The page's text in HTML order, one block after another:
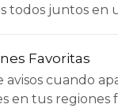
todos juntos en
Favoritas
avisos cuando
en tus regiones